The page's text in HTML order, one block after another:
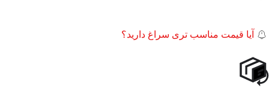
آیا قیمت مناسب تری سراغ دارید؟